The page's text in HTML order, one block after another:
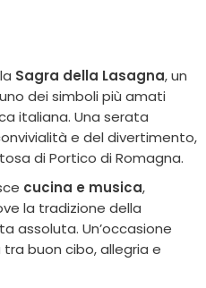
Sagra della Lasagna, un
dei simboli più amati
italiana. Una serata
e del divertimento,
di Portico di Romagna.
cucina e musica,
la tradizione della
assoluta. Un’occasione
buon cibo, allegria e